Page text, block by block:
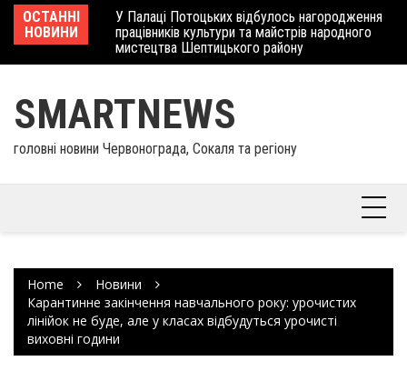
Skip
content
ОСТАННІ
НОВИНИ
У Палаці Потоцьких відбулось нагородження
працівників культури та майстрів народного
мистецтва Шептицького району
SMARTNEWS
головні новини Червонограда, Сокаля та регіону
Home
Новини
Карантинне закінчення навчального року: урочистих
лінійок не буде, але у класах відбудуться урочисті
виховні години